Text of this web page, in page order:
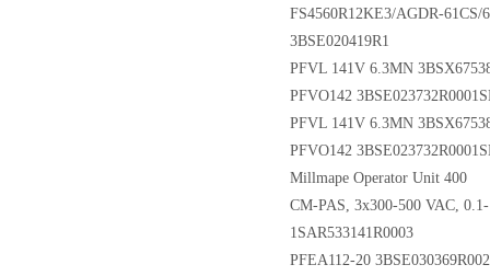
FS4560R12KE3/AGDR-61CS/
3BSE020419R1
PFVL 141V 6.3MN
PFVO142
PFVL 141V 6.3MN
PFVO142
Millmape Operator Unit 400
CM-PAS, 3x300-500 VAC,
1SAR533141R0003
PFEA112-20